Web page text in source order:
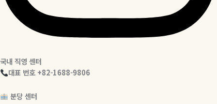
국내 직영 센터
대표 번호 +82-1688-9806
분당 센터